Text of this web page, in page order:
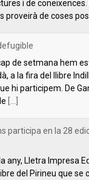
[...]
participa en la 28
any, Lletra Impresa
del Pirineu que se
poble d'Organyà.
bibliogràfiques
pensar (o a
aprendre a pensar
Lletra Impresa